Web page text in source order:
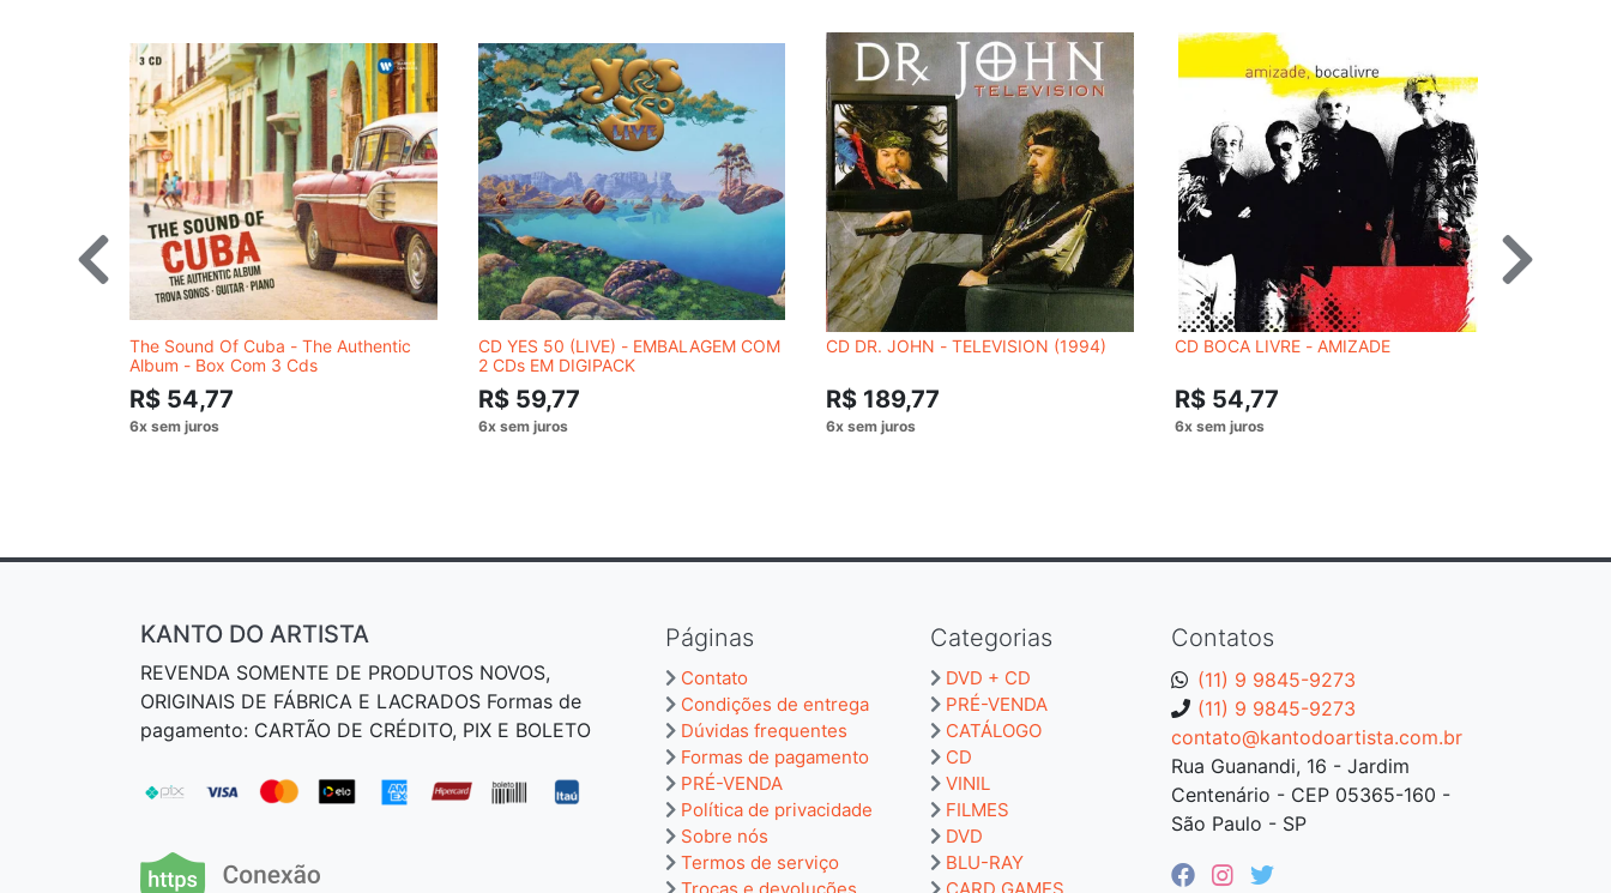
The Sound Of Cuba - The Authentic
Album - Box Com 3 Cds
R$ 54,77
CD YES 50 (LIVE) - EMBALAGEM COM
2 CDs EM DIGIPACK
R$ 59,77
CD DR. JOHN - TELEVISION (1994)
R$ 189,77
CD BOCA LIVRE - AMIZADE
R$ 54,77
Contatos
(11) 9 9845-9273
(11) 9 9845-9273
contato@kantodoartista.com.br
Rua Guanandi, 16 - Jardim
Centenário - CEP 05365-160 -
São Paulo - SP
Páginas
Contato
Condições de entrega
Dúvidas frequentes
Formas de pagamento
PRÉ-VENDA
Política de privacidade
Sobre nós
Termos de serviço
Trocas e devoluções
Categorias
DVD + CD
PRÉ-VENDA
CATÁLOGO
CD
VINIL
FILMES
DVD
BLU-RAY
CARD GAMES
KANTO DO ARTISTA
REVENDA SOMENTE DE PRODUTOS NOVOS,
ORIGINAIS DE FÁBRICA E LACRADOS Formas de
pagamento: CARTÃO DE CRÉDITO, PIX E BOLETO